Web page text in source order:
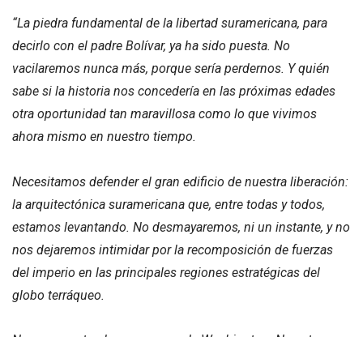
“La piedra fundamental de la libertad suramericana, para
decirlo con el padre Bolívar, ya ha sido puesta. No
vacilaremos nunca más, porque sería perdernos. Y quién
sabe si la historia nos concedería en las próximas edades
otra oportunidad tan maravillosa como lo que vivimos
ahora mismo en nuestro tiempo.
Necesitamos defender el gran edificio de nuestra liberación:
la arquitectónica suramericana que, entre todas y todos,
estamos levantando. No desmayaremos, ni un instante, y no
nos dejaremos intimidar por la recomposición de fuerzas
del imperio en las principales regiones estratégicas del
globo terráqueo.